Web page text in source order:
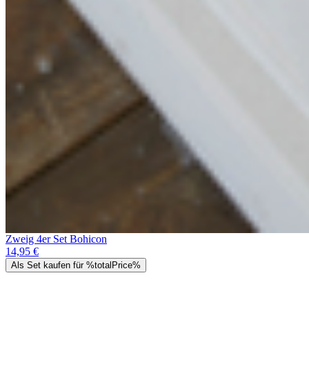
Zweig 4er Set Bohicon
14,95 €
Als Set kaufen für %totalPrice%